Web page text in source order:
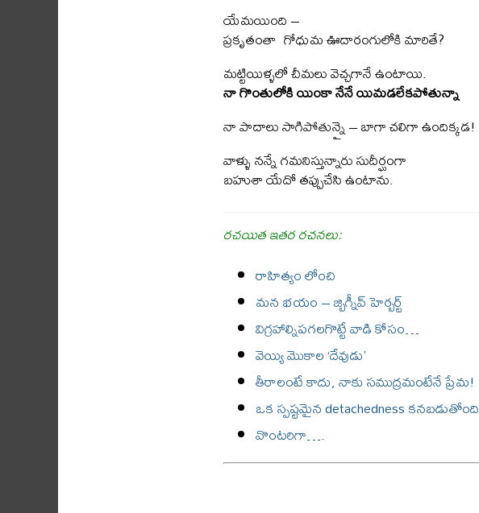
యేమయింది –
ప్రకృతంతా గోధుమ ఊదారంగులోకి మారితే?
మట్టియిళ్ళలో చీమలు వెచ్చగానే ఉంటాయి.
నా గొంతులోకి యింకా నేనే యిమడలేకపోతున్నా
నా పాదాలు సాగిపోతున్నై – బాగా చలిగా ఉందిక్కడ!
వాళ్ళు నన్నే గమనిస్తున్నారు సుదీర్ఘంగా
బహుశా యేదో తప్పుచేసి ఉంటాను.
రచయిత ఇతర రచనలు:
రాహిత్యం లోంచి
మన భయం – జ్బిగ్నీవ్ హెర్బర్ట్
విగ్రహాల్నిపగలగొట్టే వాడి కోసం…
వెయ్యి మొకాల ‘దేవుడు’
తీరాలంటే కాదు, నాకు సముద్రమంటేనే ప్రేమ!
ఒక స్పష్టమైన detachedness కనబడుతోంది
వొంటరిగా….